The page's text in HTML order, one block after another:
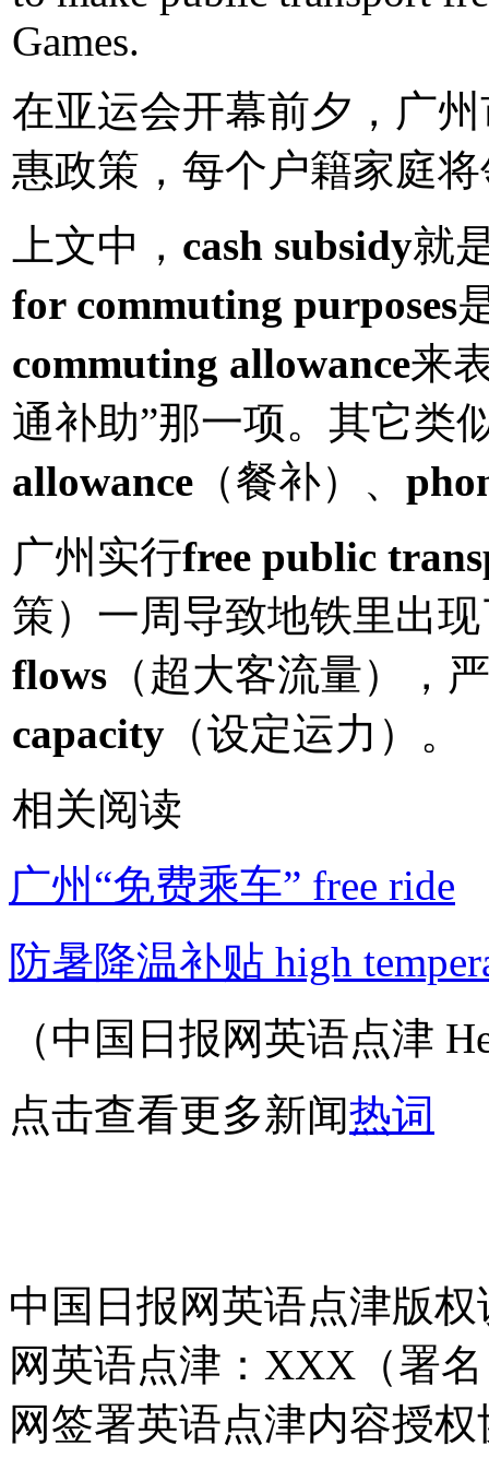
Games.
在亚运会开幕前夕，广
惠政策，每个户籍家庭
上文中， cash subsidy就
for commuting purposes
commuting allowance来
通补助”那一项。其它类
allowance （餐补）、
广州实行free public
策）一周导致地铁里出
flows （超大客流量），
capacity （设定运力）。
相关阅读
广州“免费乘车” free ride
防暑降温补贴 high
（中国日报网英语点津
点击查看更多新闻热词
中国日报网英语点津版
网英语点津：XXX（署
网签署英语点津内容授